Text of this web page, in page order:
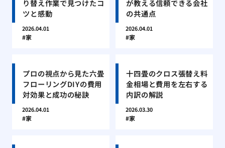
り替え作業で見つけたコ
ツと感動
2026.04.01
家
が教える信頼できる会社
の共通点
2026.04.01
家
プロの視点から見た六畳
フローリングDIYの費用
対効果と成功の秘訣
2026.04.01
家
十四畳のクロス張替え料
金相場と費用を左右する
内訳の解説
2026.03.30
家